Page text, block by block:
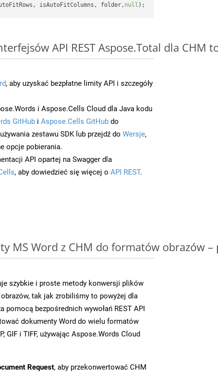
isAutoFitColumns, folder, null
API REST Aspose.Total dla CHM
, aby uzyskać bezpłatne limity API i szczegóły
i Aspose.Cells Cloud dla Java kodu
GitHub i Aspose.Cells GitHub do
zestawu SDK lub przejdź do Wersje,
opcje pobierania.
API opartej na Swagger dla
, aby dowiedzieć się więcej o API REST.
MS Word z CHM do formatów obrazów
szybkie i proste metody konwersji plików
tak jak zrobiliśmy to powyżej dla
pomocą bezpośrednich wywołań REST API
dokumenty Word do wielu formatów
GIF i TIFF, używając Aspose.Words Cloud
Request, aby przekonwertować CHM